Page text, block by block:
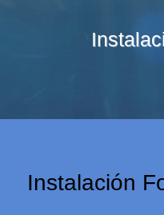
Instalación